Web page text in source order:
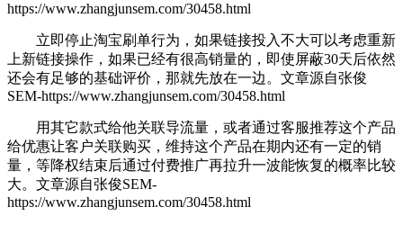
https://www.zhangjunsem.com/30458.html
立即停止淘宝刷单行为，如果链接投入不大可以考虑重新
上新链接操作，如果已经有很高销量的，即使屏蔽30天后依然
还会有足够的基础评价，那就先放在一边。 文章源自张俊
SEM-https://www.zhangjunsem.com/30458.html
用其它款式给他关联导流量，或者通过客服推荐这个产品
给优惠让客户关联购买，维持这个产品在期内还有一定的销
量，等降权结束后通过付费推广再拉升一波能恢复的概率比较
大。 文章源自张俊SEM-
https://www.zhangjunsem.com/30458.html